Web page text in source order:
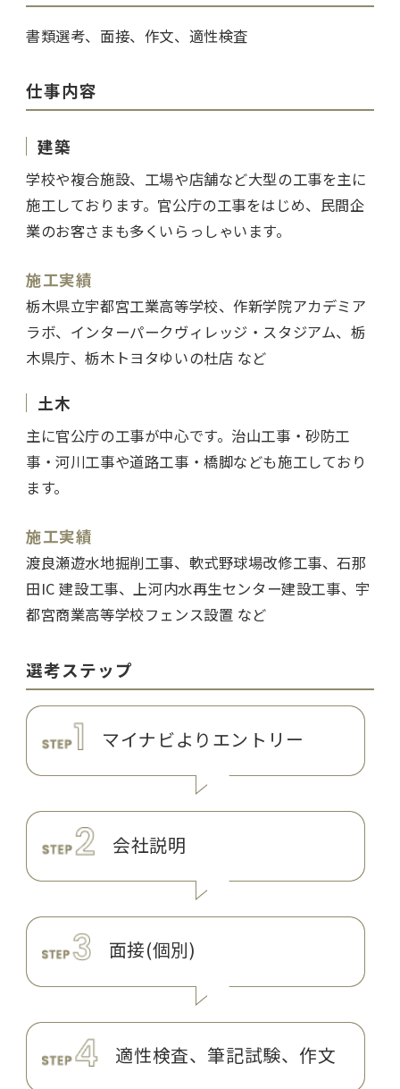
書類選考、面接、作文、適性検査
仕事内容
建築
学校や複合施設、工場や店舗など大型の工事を主に
施工しております。官公庁の工事をはじめ、民間企
業のお客さまも多くいらっしゃいます。
施工実績
栃木県立宇都宮工業高等学校、作新学院アカデミア
ラボ、インターパークヴィレッジ・スタジアム、栃
木県庁、栃木トヨタゆいの杜店 など
土木
主に官公庁の工事が中心です。治山工事・砂防工
事・河川工事や道路工事・橋脚なども施工しており
ます。
施工実績
渡良瀬遊水地掘削工事、軟式野球場改修工事、石那
田IC 建設工事、上河内水再生センター建設工事、宇
都宮商業高等学校フェンス設置 など
選考ステップ
マイナビより エントリー
会社説明
面接(個別)
適性検査、 筆記試験、作文